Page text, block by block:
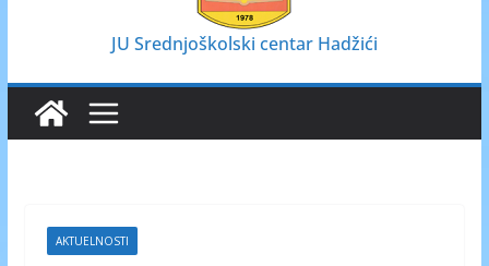
JU Srednjoškolski centar Hadžići
AKTUELNOSTI